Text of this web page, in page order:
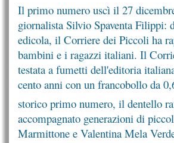
Il primo numero uscì il 27
giornalista Silvio Spaventa Filippi:
edicola, il Corriere dei Piccoli ha
bambini e i ragazzi italiani. Il
testata a fumetti dell'editoria
cento anni con un francobollo da
storico primo numero, il dentello
accompagnato generazioni di
Marmittone e Valentina Mela